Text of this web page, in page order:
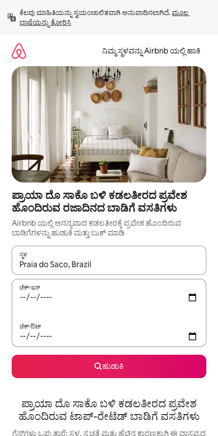
ಹೋಗಿ
ಕೆಲವು ಮಾಹಿತಿಯನ್ನು ಸ್ವಯಂಚಾಲಿತವಾಗಿ ಅನುವಾದಿಸಲಾಗಿದೆ. ಮೂಲ
ಭಾಷೆಯನ್ನು ತೋರಿಸಿ
ನಿಮ್ಮ ಸ್ಥಳವನ್ನು Airbnb ಯಲ್ಲಿ ಹಾಕಿ
ಪ್ರಾಯಾ ದೊ ಸಾಕೊ ಬಳಿ ಕಡಲತೀರದ ಪ್ರವೇಶ
ಹೊಂದಿರುವ ರಜಾದಿನದ ಬಾಡಿಗೆ ವಸತಿಗಳು
Airbnb ಯಲ್ಲಿ ಅನನ್ಯವಾದ ಕಡಲತೀರಕ್ಕೆ ಪ್ರವೇಶ ಹೊಂದಿರುವ
ಬಾಡಿಗೆಗಳನ್ನು ಹುಡುಕಿ ಮತ್ತು ಬುಕ್ ಮಾಡಿ
ಸ್ಥಳ
ಫಲಿತಾಂಶಗಳು ಲಭ್ಯವಿರುವಾಗ, ಅಪ್ ಮತ್ತು ಡೌನ್ ಬಾಣದ ಕೀಲಿಗಳೊಂದಿಗೆ
ಚೆಕ್-ಇನ್
ಚೆಕ್-ಔಟ್
ಹುಡುಕಿ
ಪ್ರಾಯಾ ದೊ ಸಾಕೊ ಬಳಿ ಕಡಲತೀರದ ಪ್ರವೇಶ
ಹೊಂದಿರುವ ಟಾಪ್-ರೇಟೆಡ್ ಬಾಡಿಗೆ ವಸತಿಗಳು
ಗೆಸ್ಟ್‌ಗಳು ಒಪ್ಪುತ್ತಾರೆ: ಸ್ಥಳ, ಸ್ವಚ್ಛತೆ ಮತ್ತು ಹೆಚ್ಚಿನ ಕಾರಣಕ್ಕಾಗಿ ಈ ವಾಸ್ತವ್ಯದ